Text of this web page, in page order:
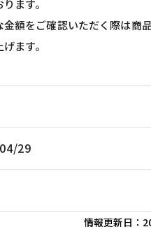
ます。
額をご確認いただく際は商
ます。
29
情報更新日：